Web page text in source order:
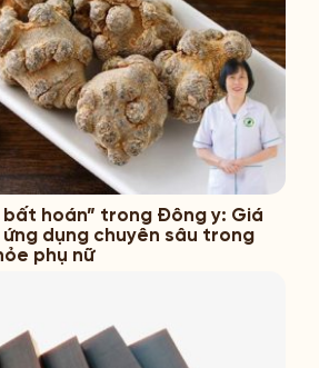
bất hoán” trong Đông y: Giá
dụng chuyên sâu trong
phụ nữ